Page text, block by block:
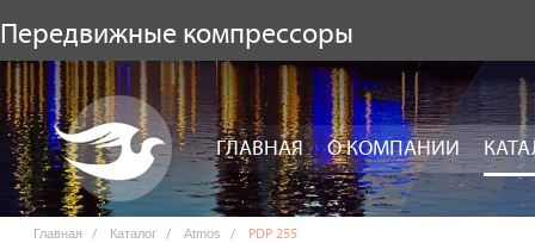
Передвижные компрессоры
ГЛАВНАЯ О КОМПАНИИ
Главная Каталог Atmos PDP 255